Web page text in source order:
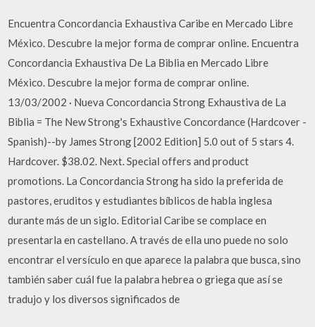
Encuentra Concordancia Exhaustiva Caribe en Mercado Libre
México. Descubre la mejor forma de comprar online. Encuentra
Concordancia Exhaustiva De La Biblia en Mercado Libre
México. Descubre la mejor forma de comprar online.
13/03/2002 · Nueva Concordancia Strong Exhaustiva de La
Biblia = The New Strong's Exhaustive Concordance (Hardcover -
Spanish)--by James Strong [2002 Edition] 5.0 out of 5 stars 4.
Hardcover. $38.02. Next. Special offers and product
promotions. La Concordancia Strong ha sido la preferida de
pastores, eruditos y estudiantes bíblicos de habla inglesa
durante más de un siglo. Editorial Caribe se complace en
presentarla en castellano. A través de ella uno puede no solo
encontrar el versículo en que aparece la palabra que busca, sino
también saber cuál fue la palabra hebrea o griega que así se
tradujo y los diversos significados de